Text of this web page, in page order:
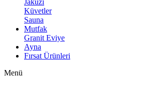
Jakuzi
Küvetler
Sauna
Mutfak
Granit Eviye
Ayna
Fırsat Ürünleri
Menü